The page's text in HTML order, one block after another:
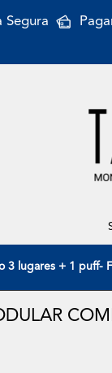
Segura
3 lugares + 1 puff-